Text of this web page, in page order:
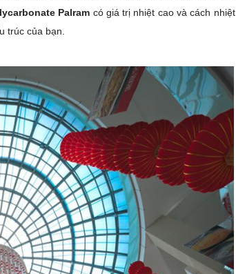
Palram có giá trị nhiệt cao và cách nhiệt
trúc của bạn.